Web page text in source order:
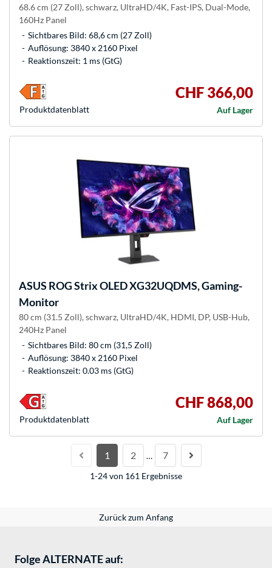
68.6 cm (27 Zoll), schwarz, UltraHD/4K, Fast-IPS, Dual-Mode,
160Hz Panel
Sichtbares Bild: 68,6 cm (27 Zoll)
Auflösung: 3840 x 2160 Pixel
Reaktionszeit: 1 ms (GtG)
CHF 366,00
Auf Lager
Produkt­datenblatt
ASUS ROG Strix OLED XG32UQDMS, Gaming-
Monitor
80 cm (31.5 Zoll), schwarz, UltraHD/4K, HDMI, DP, USB-Hub,
240Hz Panel
Sichtbares Bild: 80 cm (31,5 Zoll)
Auflösung: 3840 x 2160 Pixel
Reaktionszeit: 0.03 ms (GtG)
CHF 868,00
Auf Lager
Produkt­datenblatt
1 2 … 7
1-24 von 161 Ergebnisse
Zurück zum Anfang
Folge ALTERNATE auf: